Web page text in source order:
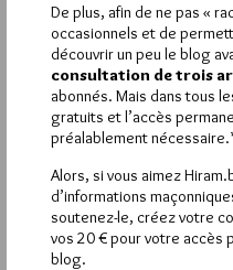
Déjà
Hier vendredi 7 août
visiteset3 133 pages
Pirsch.io)
De plus, afin de ne pas «
occasionnels et de
découvrir un peu le blog
consultation de trois
abonnés. Mais dans tous
gratuits et l’accès
préalablement
Alors, si vous aimez
d’informations
soutenez-le, créez votre
vos 20 € pour votre accès
blog.